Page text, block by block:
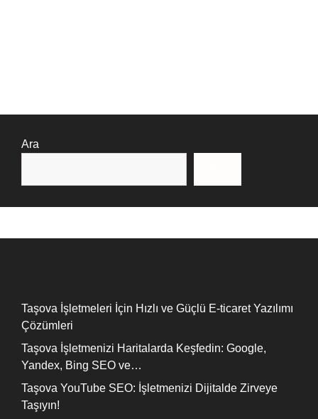
Ara
Taşova İşletmeleri İçin Hızlı ve Güçlü E-ticaret Yazılımı
Çözümleri
Taşova İşletmenizi Haritalarda Keşfedin: Google,
Yandex, Bing SEO ve…
Taşova YouTube SEO: İşletmenizi Dijitalde Zirveye
Taşıyın!